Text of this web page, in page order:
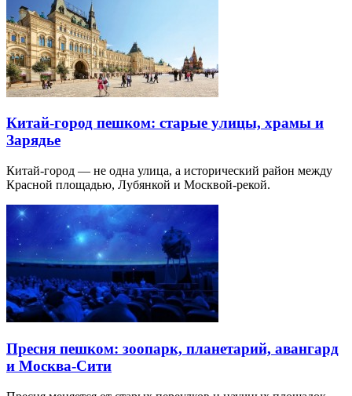
Китай-город пешком: старые улицы, храмы и
Зарядье
Китай-город — не одна улица, а исторический район между
Красной площадью, Лубянкой и Москвой-рекой.
Пресня пешком: зоопарк, планетарий, авангард
и Москва-Сити